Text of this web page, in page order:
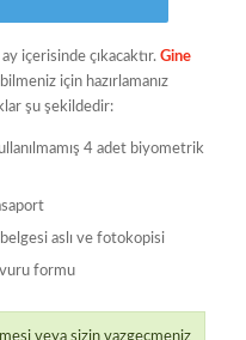
içerisinde çıkacaktır. Gine
için hazırlamanız
şu şekildedir:
4 adet biyometrik
aslı ve fotokopisi
formu